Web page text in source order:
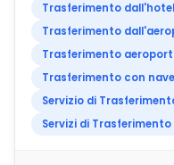
Trasferimento
Trasferimento
Trasferimento
Trasferimento con
Servizio di
Servizi di